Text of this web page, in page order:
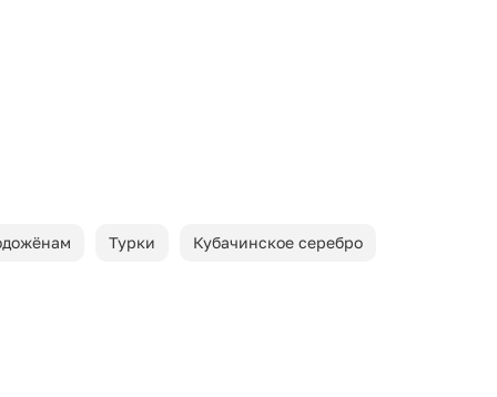
Турки Кубачинское серебро